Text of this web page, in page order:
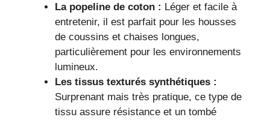
La popeline de coton : Léger et facile à
entretenir, il est parfait pour les housses
de coussins et chaises longues,
particulièrement pour les environnements
lumineux.
Les tissus texturés synthétiques :
Surprenant mais très pratique, ce type de
tissu assure résistance et un tombé